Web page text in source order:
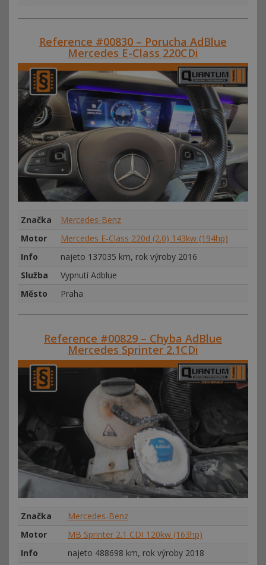
Reference #00830 – Porucha AdBlue
Mercedes E-Class 220CDi
Značka
Mercedes-Benz
Motor
Mercedes E-Class 220d (2.0) 143kw (194hp)
Info
najeto 137035 km, rok výroby 2016
Služba
Vypnutí Adblue
Město
Praha
Reference #00829 – Chyba AdBlue
Mercedes Sprinter 2.1CDi
Značka
Mercedes-Benz
Motor
MB Sprinter 2.1 CDI 120kw (163hp)
Info
najeto 488698 km, rok výroby 2018